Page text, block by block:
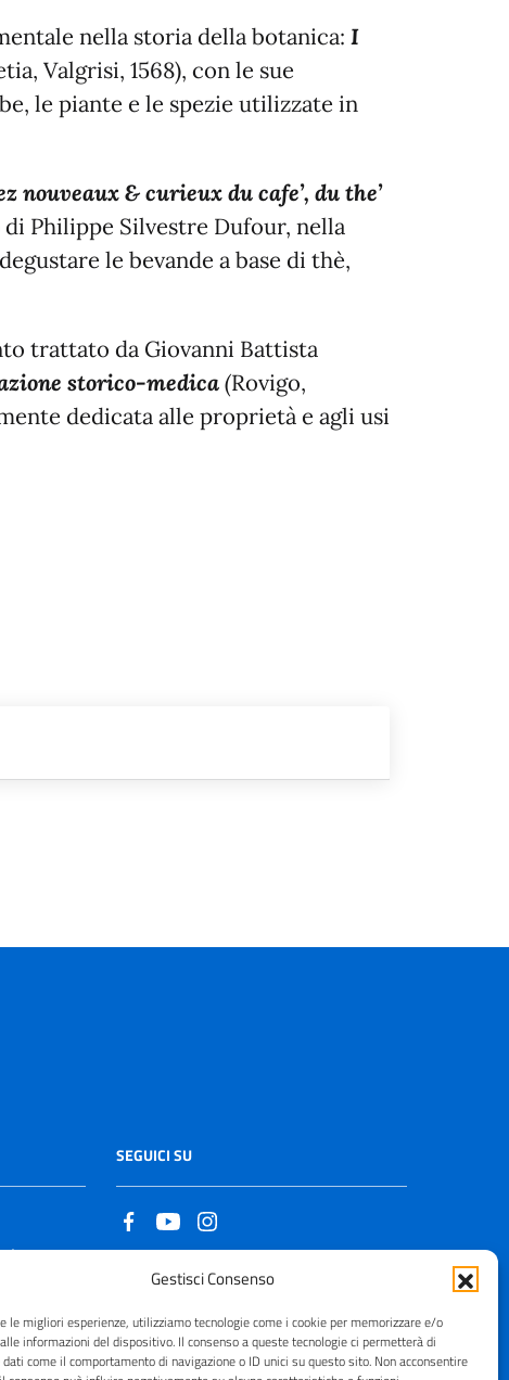
Gestisci Consenso
le migliori esperienze, utilizziamo tecnologie come i cookie per memorizzare e/o
informazioni del dispositivo. Il consenso a queste tecnologie ci permetterà di
come il comportamento di navigazione o ID unici su questo sito. Non acconsentire
nella storia della botanica: I
Valgrisi, 1568), con le sue
le piante e le spezie utilizzate in
nouveaux & curieux du cafe’, du the
di Philippe Silvestre Dufour, nella
le bevande a base di thè,
trattato da Giovanni Battista
storico-medica(Rovigo,
dedicata alle proprietà e agli usi
SEGUICI SU